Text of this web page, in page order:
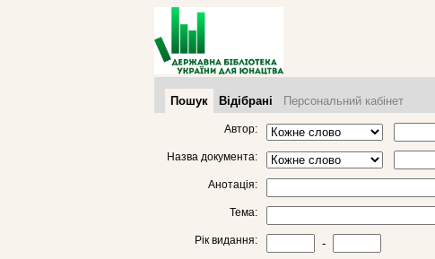
Пошук Відібрані Персональний кабінет
Автор:
Назва документа:
Анотація:
Тема:
Рік видання: -